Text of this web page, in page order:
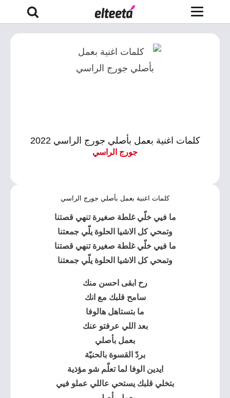
كلمات اغنية بعمل بأصلي جورج الراسي 2022
جورج الراسي
كلمات اغنية بعمل بأصلي جورج الراسي
ما فيي خلّي غلطة صغيرة تنهي قصتنا
وتمحي كل الاشيا الحلوة يلّي جمعتنا
ما فيي خلّي غلطة صغيرة تنهي قصتنا
وتمحي كل الاشيا الحلوة يلّي جمعتنا
رح ابقى احسن منك
سامح قلبك مع انك
ما بتستاهل هالوفا
بعد اللي عرفتو عنك
بعمل بأصلي
بردّ القسوة بالحنيّة
ايدين الوفا لما تعلّم شو مؤذية
بتخلي قلبك يستحي عاللي عملو فيي